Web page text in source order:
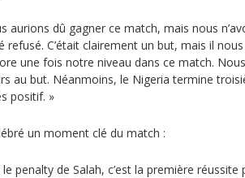
aurions dû gagner ce match, mais nous
refusé. C’était clairement un but, mais il
une fois notre niveau dans ce match.
au but. Néanmoins, le Nigeria termine
positif. »
un moment clé du match :
penalty de Salah, c’est la première réussite